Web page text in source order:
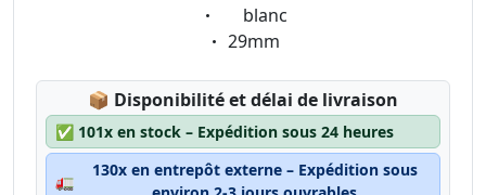
Eigenschaft:
blanc
Eigenschaft:
29mm
📦 Lagerstatus:
Disponibilité et délai de livraison
✅ 101x en stock – Expédition sous 24 heures
🚛
130x en entrepôt externe – Expédition sous